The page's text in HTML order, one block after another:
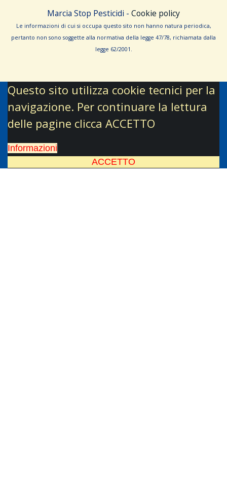
Marcia Stop Pesticidi - Cookie policy
Le informa­zioni di cui si occupa questo sito non hanno na­tura periodica,
pertanto non sono sog­gette alla normativa della legge 47/78, richiamata dalla
leg­ge 62/­2001.
Questo sito utilizza cookie tecnici per la
navigazione. Per continuare la lettura
delle pagine clicca ACCETTO
Informazioni
ACCETTO